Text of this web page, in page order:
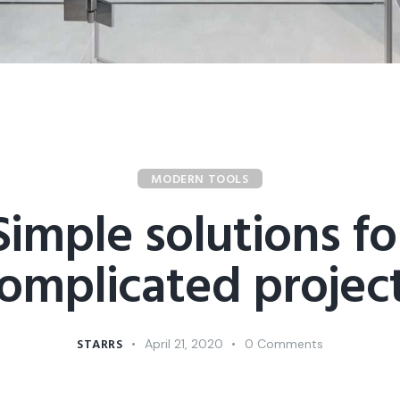
MODERN TOOLS
solutions
STARRS April 21, 2020 0 Comments